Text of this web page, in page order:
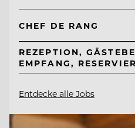
CHEF DE RANG
REZEPTION,
EMPFANG,
Entdecke alle Jobs